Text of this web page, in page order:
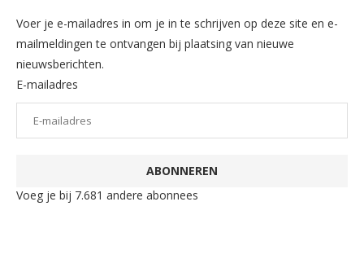
Voer je e-mailadres in om je in te schrijven op deze site en e-
mailmeldingen te ontvangen bij plaatsing van nieuwe
nieuwsberichten.
E-mailadres
ABONNEREN
Voeg je bij 7.681 andere abonnees